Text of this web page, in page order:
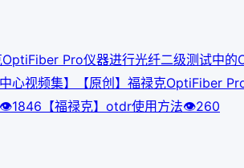
Pro仪器进行光纤二级测试中的
中心视频集】【原创】福禄克OptiFiber
👁1846 【福禄克】otdr使用方法👁260